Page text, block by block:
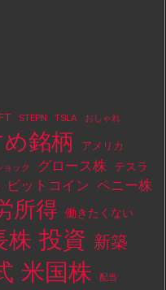
STEPN TSLA おしゃれ
銘柄 アメリカ
ョック グロース株 テスラ
ビットコイン ペニー株
所得 働きたくない
株 投資 新築
米国株 配当